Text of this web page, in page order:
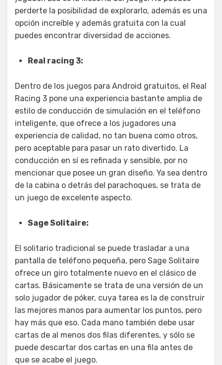
perderte la posibilidad de explorarlo, además es una
opción increíble y además gratuita con la cual
puedes encontrar diversidad de acciones.
Real racing 3:
Dentro de los juegos para Android gratuitos, el Real
Racing 3 pone una experiencia bastante amplia de
estilo de conducción de simulación en el teléfono
inteligente, que ofrece a los jugadores una
experiencia de calidad, no tan buena como otros,
pero aceptable para pasar un rato divertido. La
conducción en sí es refinada y sensible, por no
mencionar que posee un gran diseño. Ya sea dentro
de la cabina o detrás del parachoques, se trata de
un juego de excelente aspecto.
Sage Solitaire:
El solitario tradicional se puede trasladar a una
pantalla de teléfono pequeña, pero Sage Solitaire
ofrece un giro totalmente nuevo en el clásico de
cartas. Básicamente se trata de una versión de un
solo jugador de póker, cuya tarea es la de construir
las mejores manos para aumentar los puntos, pero
hay más que eso. Cada mano también debe usar
cartas de al menos dos filas diferentes, y sólo se
puede descartar dos cartas en una fila antes de
que se acabe el juego.